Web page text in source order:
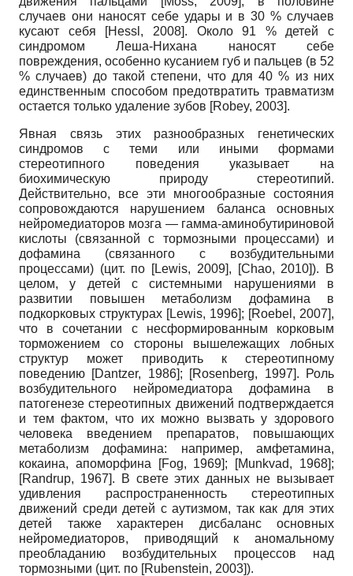
случаев они наносят себе удары и в 30 % случаев
кусают себя
[Hessl, 2008]. Около 91 % детей с
синдромом Леша-Нихана наносят себе
повреждения, особенно кусанием губ и пальцев (в 52
% случаев) до такой степени, что для 40 % из них
единственным способом предотвратить травматизм
остается только удаление зубов [Robey, 2003].
Явная связь этих разнообразных генетических
синдромов с теми или иными формами
стереотипного поведения указывает на
биохимическую природу стереотипий.
Действительно, все эти многообразные состояния
сопровождаются нарушением баланса основных
нейромедиаторов мозга — гамма-амино­бутириновой
кислоты (связанной с тормозными процессами) и
дофамина (связанного с возбудительными
процессами) (цит. по [Lewis, 2009], [Chao, 2010]). В
целом, у детей с системными нарушениями в
развитии повышен метаболизм дофамина в
подкорковых структурах [Lewis, 1996]; [Roebel, 2007],
что в сочетании с несформированным корковым
торможением со стороны вышележащих лобных
структур может приводить к стереотипному
поведению [Dantzer, 1986]; [Rosenberg, 1997]. Роль
возбудительного нейромедиатора дофамина в
патогенезе стереотипных движений подтверждается
и тем фактом, что их можно вызвать у здорового
человека введением препаратов, повышающих
метаболизм дофамина: например, амфе­тамина,
кокаина, апоморфина
[Fog, 1969]; [Munkvad, 1968];
[Randrup, 1967]. В свете этих данных не вызывает
удивления распространенность стереотипных
движений среди детей с аутизмом, так как для этих
детей также характерен дисбаланс основных
нейромедиа­торов, приводящий к аномальному
преобладанию возбудительных процессов над
тормозными (цит. по [Rubenstein, 2003]).